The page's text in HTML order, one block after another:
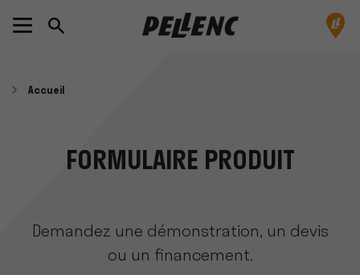
Accueil
FORMULAIRE PRODUIT
Demandez une démonstration, un devis
ou un financement.